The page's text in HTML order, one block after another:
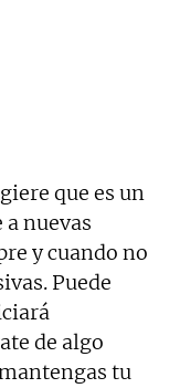
que es un
nuevas
y cuando no
Puede
de algo
tu